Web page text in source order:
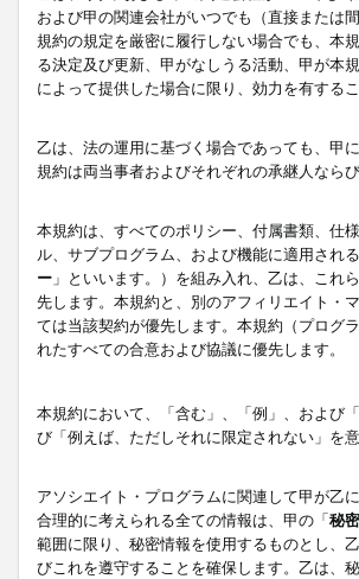
および甲の関連会社がいつでも（直接または
規約の規定を厳密に履行しない場合でも、本
る決定及び更新、甲がなしうる活動、甲が本
によって提供した場合に限り、効力を有する
乙は、法の運用に基づく場合であっても、甲
規約は両当事者およびそれぞれの承継人なら
本規約は、すべてのポリシー、付属書類、仕
ル、サブプログラム、および機能に適用され
ー 」といいます。）を組み入れ、乙は、これ
先します。本規約と、別のアフィリエイト・
ては当該契約が優先します。本規約（プログ
れたすべての合意および協議に優先します。
本規約において、「含む」、「例」、および
び「例えば、ただしそれに限定されない」を意
アソシエイト・プログラムに関連して甲が乙
合理的に考えられる全ての情報は、甲の「秘
範囲に限り、秘密情報を使用するものとし、
びこれを遵守することを確保します。乙は、